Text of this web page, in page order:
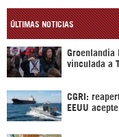
ÚLTIMAS NOTICIAS
Groenlandia
vinculada a
CGRI:
EEUU